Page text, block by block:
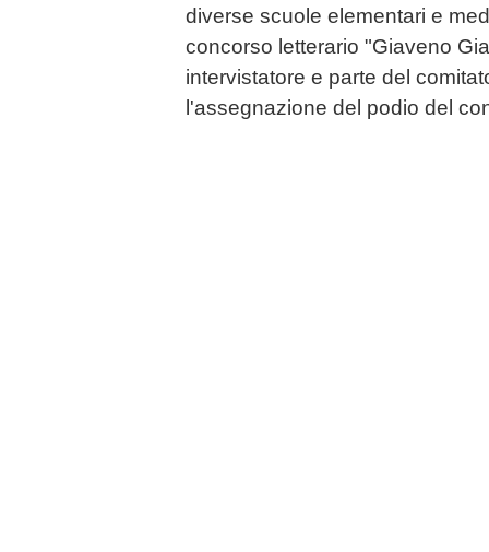
diverse scuole elementari e
concorso letterario "Giaveno
intervistatore e parte del
l'assegnazione del podio del